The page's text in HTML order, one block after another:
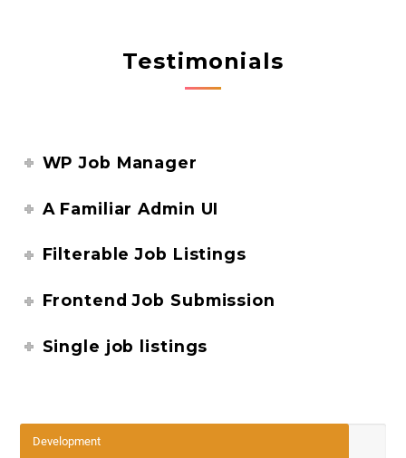
Testimonials
WP Job Manager
A Familiar Admin UI
Filterable Job Listings
Frontend Job Submission
Single job listings
Development